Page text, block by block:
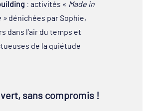
: activités « Made in
» dénichées par Sophie,
dans l’air du temps et
de la quiétude
sans compromis !